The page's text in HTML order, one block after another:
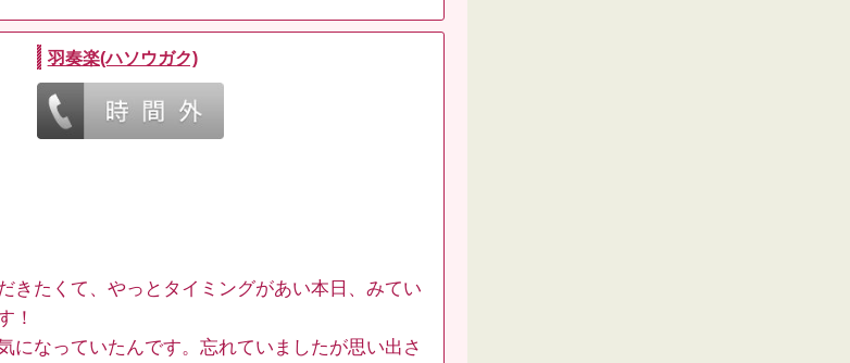
羽奏楽(ハソウガク)
きたくて、やっとタイミングがあい本日、みてい
！
になっていたんです。忘れていましたが思い出さ